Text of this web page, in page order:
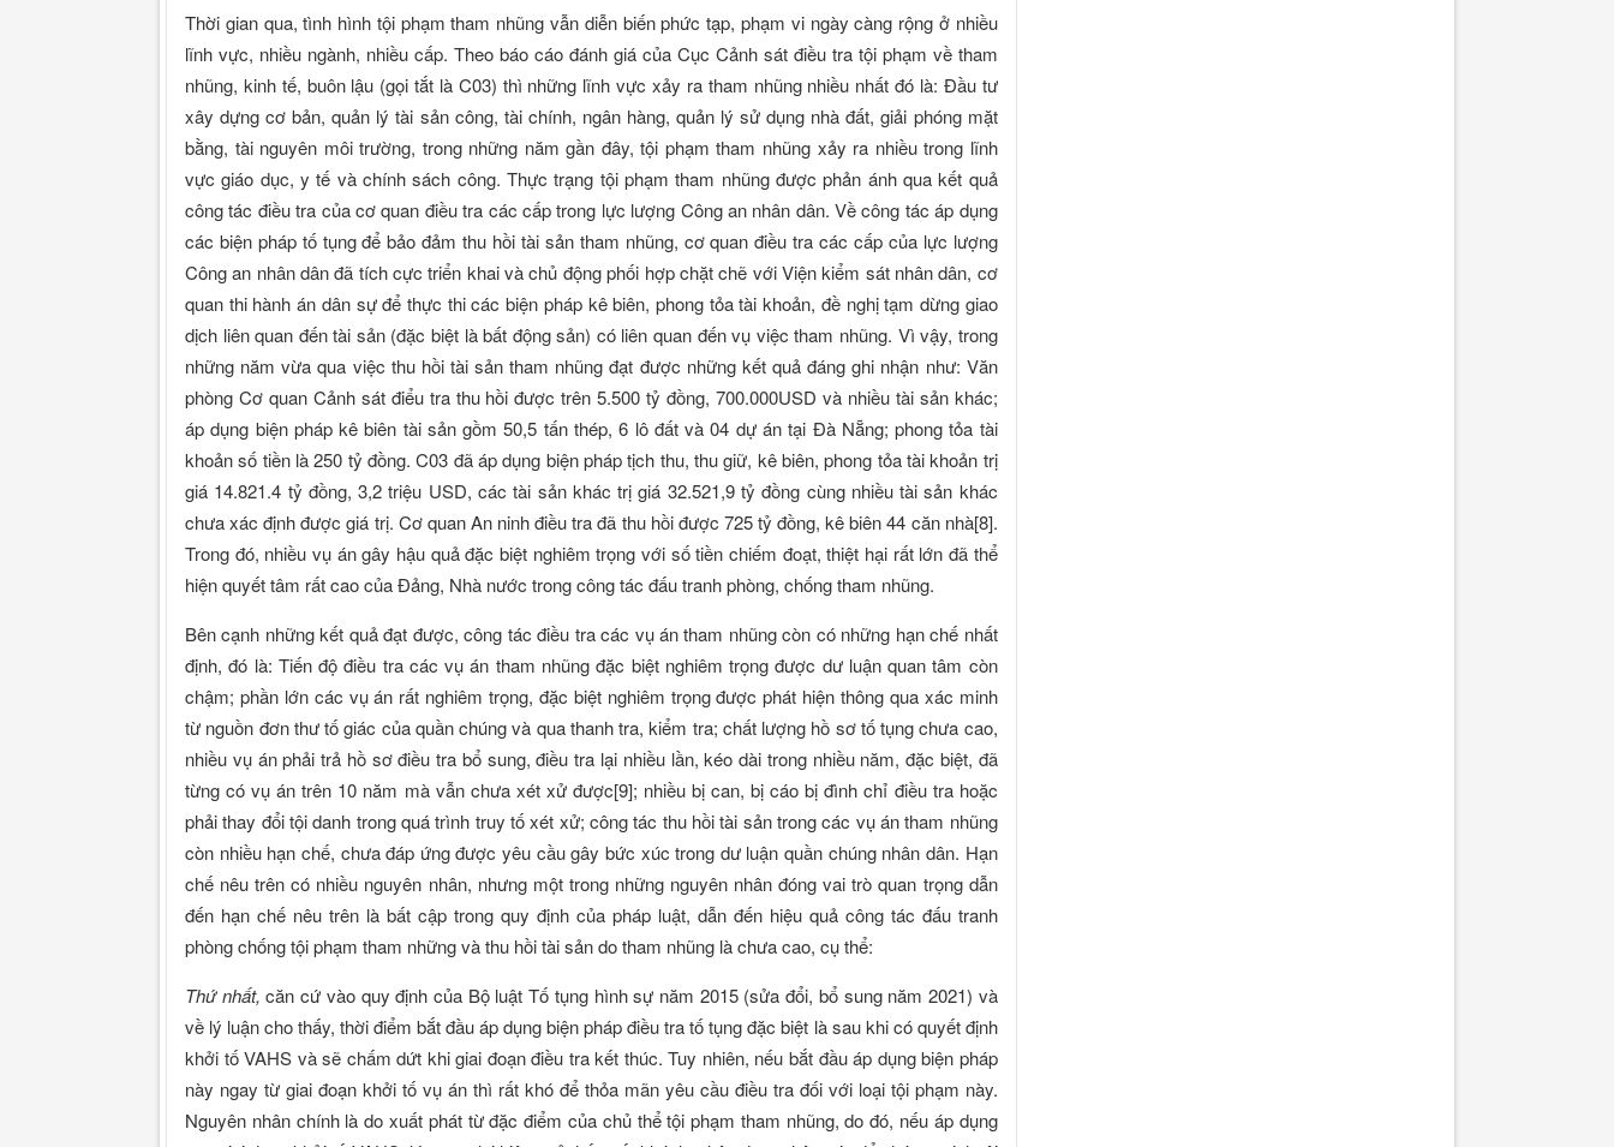
Thời gian qua, tình hình tội phạm tham nhũng vẫn diễn biến phức tạp, phạm vi ngày càng rộng ở nhiều
lĩnh vực, nhiều ngành, nhiều cấp. Theo báo cáo đánh giá của Cục Cảnh sát điều tra tội phạm về tham
nhũng, kinh tế, buôn lậu (gọi tắt là C03) thì những lĩnh vực xảy ra tham nhũng nhiều nhất đó là: Đầu tư
xây dựng cơ bản, quản lý tài sản công, tài chính, ngân hàng, quản lý sử dụng nhà đất, giải phóng mặt
bằng, tài nguyên môi trường, trong những năm gần đây, tội phạm tham nhũng xảy ra nhiều trong lĩnh
vực giáo dục, y tế và chính sách công. Thực trạng tội phạm tham nhũng được phản ánh qua kết quả
công tác điều tra của cơ quan điều tra các cấp trong lực lượng Công an nhân dân. Về công tác áp dụng
các biện pháp tố tụng để bảo đảm thu hồi tài sản tham nhũng, cơ quan điều tra các cấp của lực lượng
Công an nhân dân đã tích cực triển khai và chủ động phối hợp chặt chẽ với Viện kiểm sát nhân dân, cơ
quan thi hành án dân sự để thực thi các biện pháp kê biên, phong tỏa tài khoản, đề nghị tạm dừng giao
dịch liên quan đến tài sản (đặc biệt là bất động sản) có liên quan đến vụ việc tham nhũng. Vì vậy, trong
những năm vừa qua việc thu hồi tài sản tham nhũng đạt được những kết quả đáng ghi nhận như: Văn
phòng Cơ quan Cảnh sát điểu tra thu hồi được trên 5.500 tỷ đồng, 700.000USD và nhiều tài sản khác;
áp dụng biện pháp kê biên tài sản gồm 50,5 tấn thép, 6 lô đất và 04 dự án tại Đà Nẵng; phong tỏa tài
khoản số tiền là 250 tỷ đồng. C03 đã áp dụng biện pháp tịch thu, thu giữ, kê biên, phong tỏa tài khoản trị
giá 14.821.4 tỷ đồng, 3,2 triệu USD, các tài sản khác trị giá 32.521,9 tỷ đồng cùng nhiều tài sản khác
chưa xác định được giá trị. Cơ quan An ninh điều tra đã thu hồi được 725 tỷ đồng, kê biên 44 căn nhà[8].
Trong đó, nhiều vụ án gây hậu quả đặc biệt nghiêm trọng với số tiền chiếm đoạt, thiệt hại rất lớn đã thể
hiện quyết tâm rất cao của Đảng, Nhà nước trong công tác đấu tranh phòng, chống tham nhũng.
Bên cạnh những kết quả đạt được, công tác điều tra các vụ án tham nhũng còn có những hạn chế nhất
định, đó là: Tiến độ điều tra các vụ án tham nhũng đặc biệt nghiêm trọng được dư luận quan tâm còn
chậm; phần lớn các vụ án rất nghiêm trọng, đặc biệt nghiêm trọng được phát hiện thông qua xác minh
từ nguồn đơn thư tố giác của quần chúng và qua thanh tra, kiểm tra; chất lượng hồ sơ tố tụng chưa cao,
nhiều vụ án phải trả hồ sơ điều tra bổ sung, điều tra lại nhiều lần, kéo dài trong nhiều năm, đặc biệt, đã
từng có vụ án trên 10 năm mà vẫn chưa xét xử được[9]; nhiều bị can, bị cáo bị đình chỉ điều tra hoặc
phải thay đổi tội danh trong quá trình truy tố xét xử; công tác thu hồi tài sản trong các vụ án tham nhũng
còn nhiều hạn chế, chưa đáp ứng được yêu cầu gây bức xúc trong dư luận quần chúng nhân dân. Hạn
chế nêu trên có nhiều nguyên nhân, nhưng một trong những nguyên nhân đóng vai trò quan trọng dẫn
đến hạn chế nêu trên là bất cập trong quy định của pháp luật, dẫn đến hiệu quả công tác đấu tranh
phòng chống tội phạm tham những và thu hồi tài sản do tham nhũng là chưa cao, cụ thể:
Thứ nhất, căn cứ vào quy định của Bộ luật Tố tụng hình sự năm 2015 (sửa đổi, bổ sung năm 2021) và
về lý luận cho thấy, thời điểm bắt đầu áp dụng biện pháp điều tra tố tụng đặc biệt là sau khi có quyết định
khởi tố VAHS và sẽ chấm dứt khi giai đoạn điều tra kết thúc. Tuy nhiên, nếu bắt đầu áp dụng biện pháp
này ngay từ giai đoạn khởi tố vụ án thì rất khó để thỏa mãn yêu cầu điều tra đối với loại tội phạm này.
Nguyên nhân chính là do xuất phát từ đặc điểm của chủ thể tội phạm tham nhũng, do đó, nếu áp dụng